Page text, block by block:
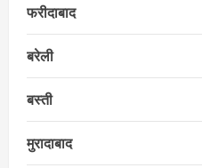
फरीदाबाद
बरेली
बस्ती
मुरादाबाद